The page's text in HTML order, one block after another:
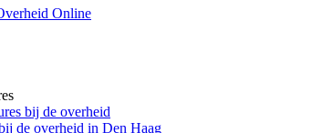
Online
bij de overheid
de overheid in Den Haag